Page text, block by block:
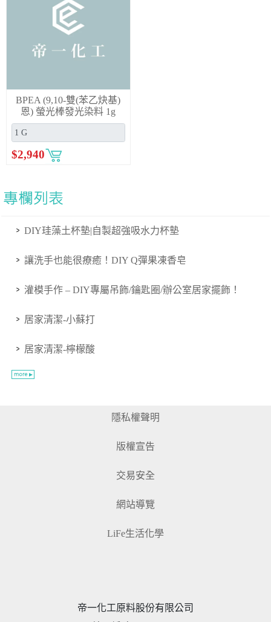
DIY珪藻土杯墊|自製超強吸水力杯墊
讓洗手也能很療癒！DIY Q彈果凍香皂
灌模手作 – DIY專屬吊飾/鑰匙圈/辦公室居家擺飾！
居家清潔-小蘇打
居家清潔-檸檬酸
BPEA (9,10-雙(苯乙炔基)
恩) 螢光棒發光染料 1g
$2,940
隱私權聲明
版權宣告
交易安全
網站導覽
LiFe生活化學
帝一化工原料股份有限公司